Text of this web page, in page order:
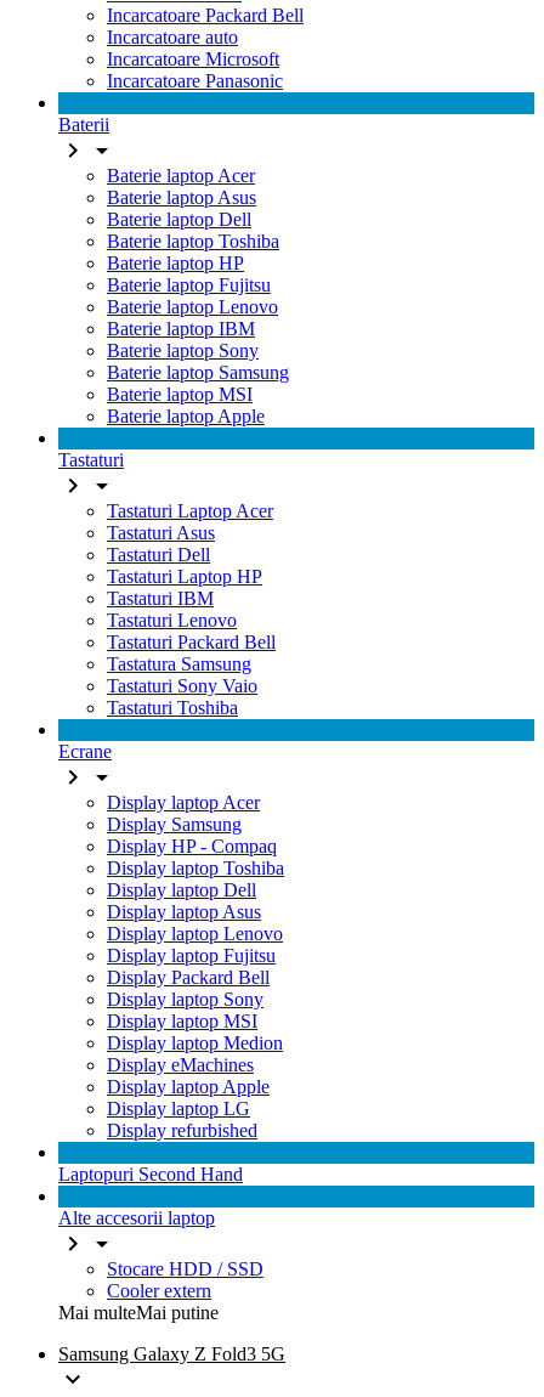
Incarcatoare Packard Bell
Incarcatoare auto
Incarcatoare Microsoft
Incarcatoare Panasonic
Baterii
 
Baterie laptop Acer
Baterie laptop Asus
Baterie laptop Dell
Baterie laptop Toshiba
Baterie laptop HP
Baterie laptop Fujitsu
Baterie laptop Lenovo
Baterie laptop IBM
Baterie laptop Sony
Baterie laptop Samsung
Baterie laptop MSI
Baterie laptop Apple
Tastaturi
 
Tastaturi Laptop Acer
Tastaturi Asus
Tastaturi Dell
Tastaturi Laptop HP
Tastaturi IBM
Tastaturi Lenovo
Tastaturi Packard Bell
Tastatura Samsung
Tastaturi Sony Vaio
Tastaturi Toshiba
Ecrane
 
Display laptop Acer
Display Samsung
Display HP - Compaq
Display laptop Toshiba
Display laptop Dell
Display laptop Asus
Display laptop Lenovo
Display laptop Fujitsu
Display Packard Bell
Display laptop Sony
Display laptop MSI
Display laptop Medion
Display eMachines
Display laptop Apple
Display laptop LG
Display refurbished
Laptopuri Second Hand
Alte accesorii laptop
 
Stocare HDD / SSD
Cooler extern
Mai multeMai putine
Samsung Galaxy Z Fold3 5G
